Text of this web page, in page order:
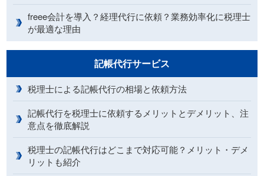
freee会計を導入？経理代行に依頼？業務効率化に税理士
が最適な理由
記帳代行サービス
税理士による記帳代行の相場と依頼方法
記帳代行を税理士に依頼するメリットとデメリット、注
意点を徹底解説
税理士の記帳代行はどこまで対応可能？メリット・デメ
リットも紹介